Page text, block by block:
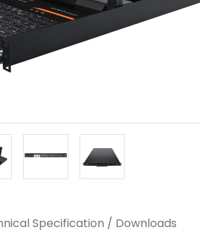
Specification / Downloads